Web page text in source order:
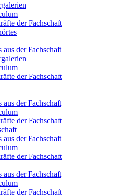
der Fachschaft
aus der Fachschaft
der Fachschaft
aus der Fachschaft
der Fachschaft
aus der Fachschaft
der Fachschaft
aus der Fachschaft
der Fachschaft